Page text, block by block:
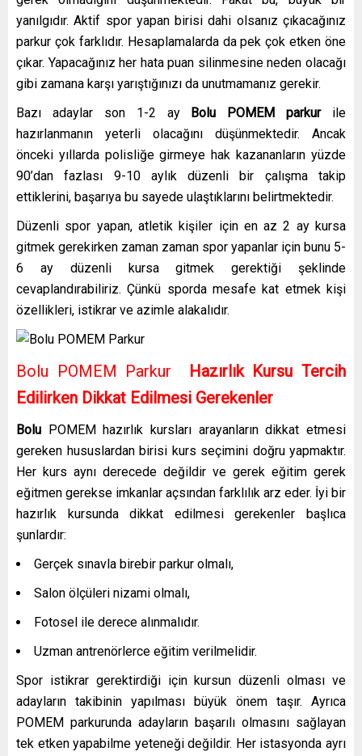
yanılgıdır. Aktif spor yapan birisi dahi olsanız çıkacağınız
parkur çok farklıdır. Hesaplamalarda da pek çok etken öne
çıkar. Yapacağınız her hata puan silinmesine neden olacağı
gibi zamana karşı yarıştığınızı da unutmamanız gerekir.
Bazı adaylar son 1-2 ay Bolu POMEM parkur ile
hazırlanmanın yeterli olacağını düşünmektedir. Ancak
önceki yıllarda polisliğe girmeye hak kazananların yüzde
90’dan fazlası 9-10 aylık düzenli bir çalışma takip
ettiklerini, başarıya bu sayede ulaştıklarını belirtmektedir.
Düzenli spor yapan, atletik kişiler için en az 2 ay kursa
gitmek gerekirken zaman zaman spor yapanlar için bunu 5-
6 ay düzenli kursa gitmek gerektiği şeklinde
cevaplandırabiliriz. Çünkü sporda mesafe kat etmek kişi
özellikleri, istikrar ve azimle alakalıdır.
Bolu POMEM Parkur
Hazırlık Kursu Tercih
Edilirken Dikkat Edilmesi Gerekenler
Bolu POMEM hazırlık kursları arayanların dikkat etmesi
gereken hususlardan birisi kurs seçimini doğru yapmaktır.
Her kurs aynı derecede değildir ve gerek eğitim gerek
eğitmen gerekse imkanlar açsından farklılık arz eder. İyi bir
hazırlık kursunda dikkat edilmesi gerekenler başlıca
şunlardır:
Gerçek sınavla birebir parkur olmalı,
Salon ölçüleri nizami olmalı,
Fotosel ile derece alınmalıdır.
Uzman antrenörlerce eğitim verilmelidir.
Spor istikrar gerektirdiği için kursun düzenli olması ve
adayların takibinin yapılması büyük önem taşır. Ayrıca
POMEM parkurunda adayların başarılı olmasını sağlayan
tek etken yapabilme yeteneği değildir. Her istasyonda ayrı